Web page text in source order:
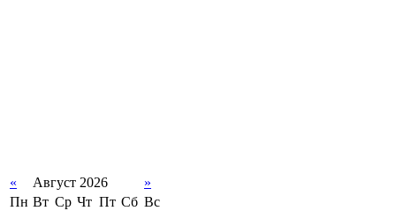
« Август 2026
»
Пн Вт Ср Чт Пт Сб Вс